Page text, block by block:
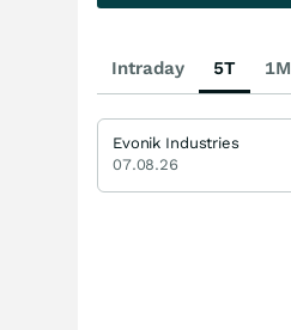
Intraday 5T 1M
Evonik Industries
07.08.26